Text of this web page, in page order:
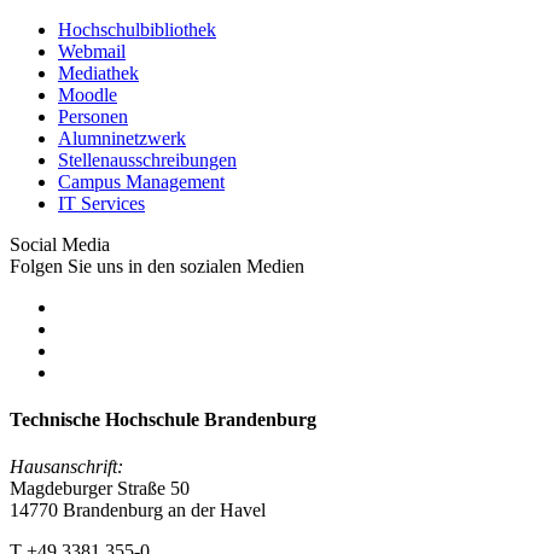
Hochschulbibliothek
Webmail
Mediathek
Moodle
Personen
Alumninetzwerk
Stellenausschreibungen
Campus Management
IT Services
Social Media
Folgen Sie uns in den sozialen Medien
Technische Hochschule Brandenburg
Hausanschrift:
Magdeburger Straße 50
14770 Brandenburg an der Havel